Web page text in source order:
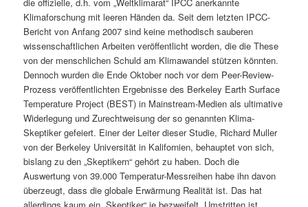
Klimaforschung mit leeren Händen da. Seit dem letzten IPCC-
Bericht von Anfang 2007 sind keine methodisch sauberen
wissenschaftlichen Arbeiten veröffentlicht worden, die die These
von der menschlichen Schuld am Klimawandel stützen könnten.
Dennoch wurden die Ende Oktober noch vor dem Peer-Review-
Prozess veröffentlichten Ergebnisse des Berkeley Earth Surface
Temperature Project (BEST) in Mainstream-Medien als ultimative
Widerlegung und Zurechtweisung der so genannten Klima-
Skeptiker gefeiert. Einer der Leiter dieser Studie, Richard Muller
von der Berkeley Universität in Kalifornien, behauptet von sich,
bislang zu den „Skeptikern“ gehört zu haben. Doch die
Auswertung von 39.000 Temperatur-Messreihen habe ihn davon
überzeugt, dass die globale Erwärmung Realität ist. Das hat